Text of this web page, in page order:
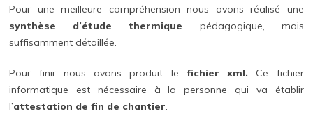
Pour une meilleure compréhension nous avons réalisé une
synthèse d’étude thermique pédagogique, mais
suffisamment détaillée.
Pour finir nous avons produit le fichier xml. Ce fichier
informatique est nécessaire à la personne qui va établir
l’attestation de fin de chantier.